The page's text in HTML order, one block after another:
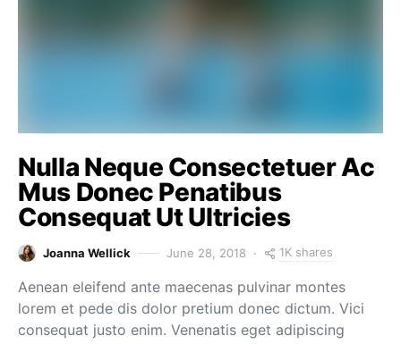
Nulla Neque Consectetuer Ac
Mus Donec Penatibus
Consequat Ut Ultricies
Joanna Wellick June 28, 2018 1K shares
Aenean eleifend ante maecenas pulvinar montes
lorem et pede dis dolor pretium donec dictum. Vici
consequat justo enim. Venenatis eget adipiscing